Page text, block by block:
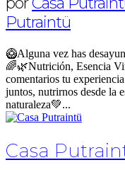
Putraintü
🥝Alguna vez has
🌈🌿Nutrición, Esencia
comentarios tu
juntos, nutrirnos desde la
naturaleza💚...
Casa